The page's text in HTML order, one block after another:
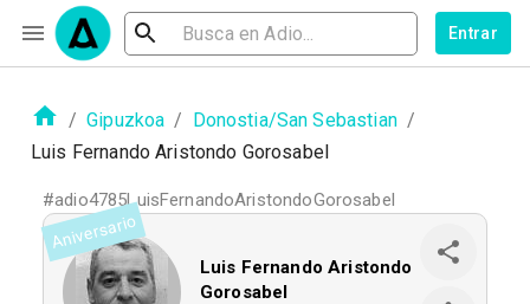
Entrar
/ Gipuzkoa / Donostia/San Sebastian /
Luis Fernando Aristondo Gorosabel
#adio4785LuisFernandoAristondoGorosabel
Aniversario
Luis Fernando Aristondo
Gorosabel